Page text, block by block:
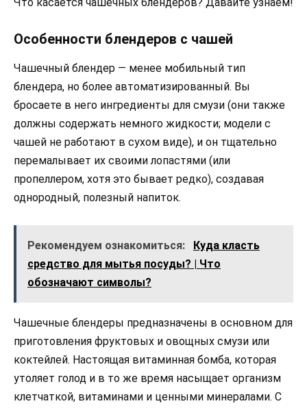
Особенности блендеров с чашей
Чашечный блендер — менее мобильный тип
блендера, но более автоматизированный. Вы
бросаете в него ингредиенты для смузи (они также
должны содержать немного жидкости; модели с
чашей не работают в сухом виде), и он тщательно
перемалывает их своими лопастями (или
пропеллером, хотя это бывает редко), создавая
однородный, полезный напиток.
Рекомендуем ознакомиться:
Куда класть
средство для мытья посуды? | Что
обозначают символы?
Чашечные блендеры предназначены в основном для
приготовления фруктовых и овощных смузи или
коктейлей. Настоящая витаминная бомба, которая
утоляет голод и в то же время насыщает организм
клетчаткой, витаминами и ценными минералами. С